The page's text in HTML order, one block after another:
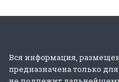
Вся информация,
предназначена только